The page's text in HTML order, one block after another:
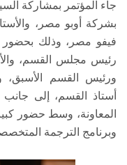
جاء المؤتمر بمشاركة
بشركة أوبو مصر،
فيفو مصر، وذلك بحضور
رئيس مجلس القسم،
ورئيس القسم الأسبق،
أستاذ القسم، إلى
المعاونة، وسط حضور
وبرنامج الترجمة